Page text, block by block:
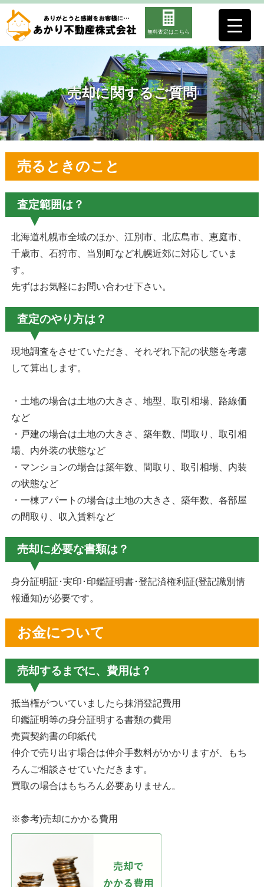
無料査定はこちら
売却に関するご質問
売るときのこと
査定範囲は？
北海道札幌市全域のほか、江別市、北広島市、恵庭市、
千歳市、石狩市、当別町など札幌近郊に対応していま
す。
先ずはお気軽にお問い合わせ下さい。
査定のやり方は？
現地調査をさせていただき、それぞれ下記の状態を考慮
して算出します。
・土地の場合は土地の大きさ、地型、取引相場、路線価
など
・戸建の場合は土地の大きさ、築年数、間取り、取引相
場、内外装の状態など
・マンションの場合は築年数、間取り、取引相場、内装
の状態など
・一棟アパートの場合は土地の大きさ、築年数、各部屋
の間取り、収入賃料など
売却に必要な書類は？
身分証明証･実印･印鑑証明書･登記済権利証(登記識別情
報通知)が必要です。
お金について
売却するまでに、費用は？
抵当権がついていましたら抹消登記費用
印鑑証明等の身分証明する書類の費用
売買契約書の印紙代
仲介で売り出す場合は仲介手数料がかかりますが、もち
ろんご相談させていただきます。
買取の場合はもちろん必要ありません。
※参考)売却にかかる費用